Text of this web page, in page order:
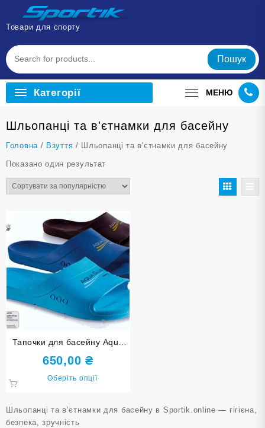
Перейти
вмісту
Товари для спорту
Пошук
Категорії МЕНЮ
Шльопанці та в'єтнамки для басейну
Головна / Взуття / Шльопанці та в'єтнамки для басейну
Шльопанці та в’єтнамки для басейну в Sportik.online — гігієна,
безпека, зручність
Показано один результат
Тапочки для басейну Aqua
Club FASHY 7237
650,00 ₴
Оберіть опції
кілька